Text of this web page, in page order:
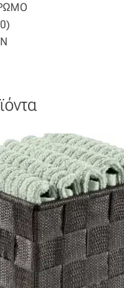
κέντημα
ταφτά
φλοκ